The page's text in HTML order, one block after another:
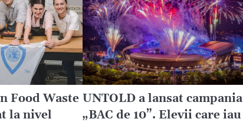
Food Waste
la nivel
UNTOLD a lansat campania
„BAC de 10”. Elevii care iau